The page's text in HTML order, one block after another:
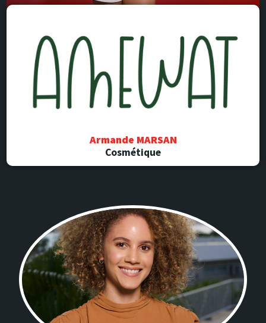
Armande MARSAN
Cosmétique